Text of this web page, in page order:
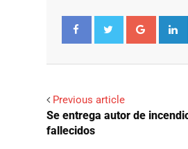
Google+
Previous article
Se entrega autor de
fallecidos